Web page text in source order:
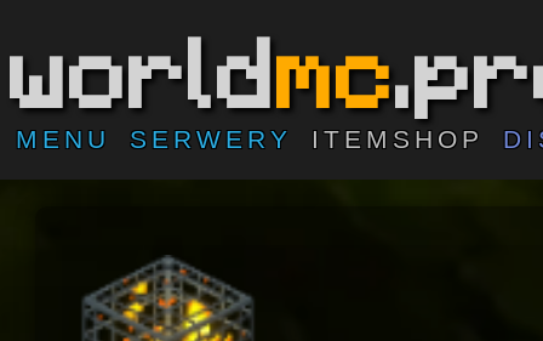
worldmc
MENU SERWERY ITEMSHOP